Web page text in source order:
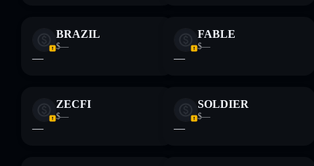
BRAZIL
$—
—
FABLE
$—
—
ZECFI
$—
—
SOLDIER
$—
—